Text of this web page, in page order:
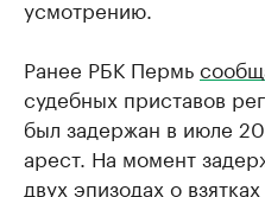
усмотрению.
Ранее РБК Пермь
судебных приставов
был задержан в июле
арест. На момент
двух эпизодах о